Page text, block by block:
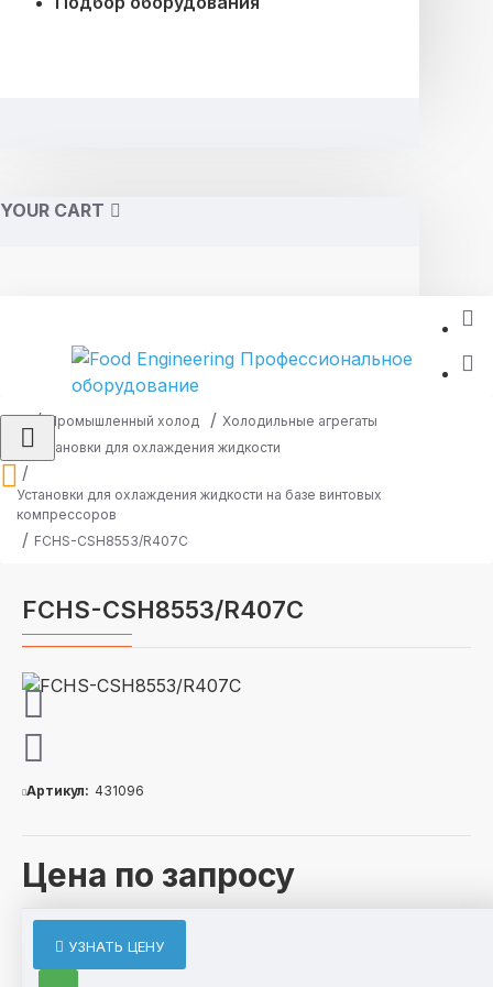
YOUR CART
Промышленный холод
Холодильные агрегаты
Установки для охлаждения жидкости
Установки для охлаждения жидкости на базе винтовых
компрессоров
FCHS-CSH8553/R407C
FCHS-CSH8553/R407C
Цена по запросу
Артикул: 431096
УЗНАТЬ ЦЕНУ
ОПИСАНИЕ